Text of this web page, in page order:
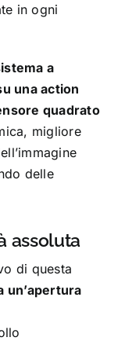
in ogni
a
una action
quadrato
migliore
delle
assoluta
di questa
un’apertura